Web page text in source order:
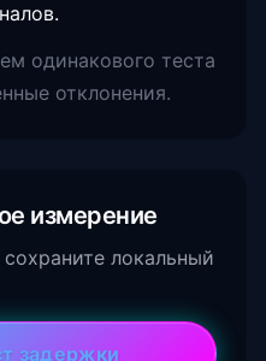
одинакового теста
отклонения.
измерение
локальный
задержки